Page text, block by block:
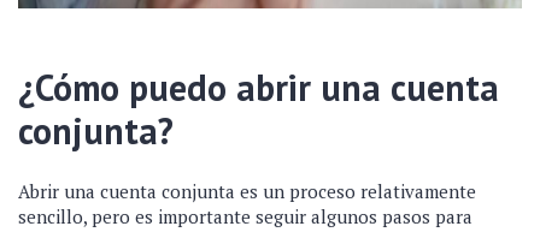
¿Cómo puedo abrir una cuenta
conjunta?
Abrir una cuenta conjunta es un proceso relativamente
sencillo, pero es importante seguir algunos pasos para